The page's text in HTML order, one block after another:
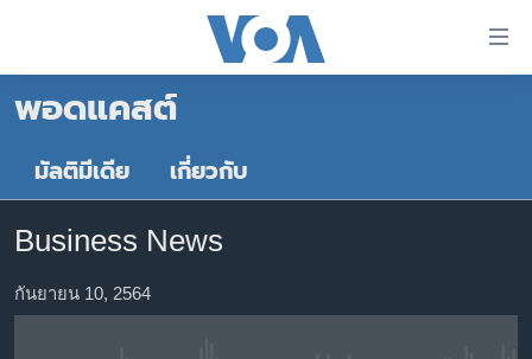
ต่อ
เนื้อหา
ข้าม
ไป
หน้า
หน้าหลัก
โลก
เอเชีย
สหรัฐฯ
ไทย
พอดแคสต์
มัลติมีเดีย เกี่ยวกับ
Business News
กันยายน 10, 2564